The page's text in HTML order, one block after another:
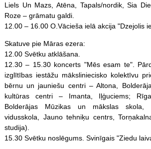
Liels Un Mazs, Atēna, Tapals/nordik, Sia
Roze – grāmatu galdi.
12.00 – 16.00 O.Vācieša ielā akcija "Dzejolis
Skatuve pie Māras ezera:
12.00 Svētku atklāšana.
12.30 – 15.30 koncerts "Mēs esam te".
izglītības iestāžu māksliniecisko kolektīvu
bērnu un jauniešu centri – Altona,
kultūras centri – Imanta, Iļģuciems;
Bolderājas Mūzikas un mākslas skola,
vidusskola, Jauno tehniķu centrs,
studija).
15.30 Svētku noslēgums. Svinīgais "Ziedu